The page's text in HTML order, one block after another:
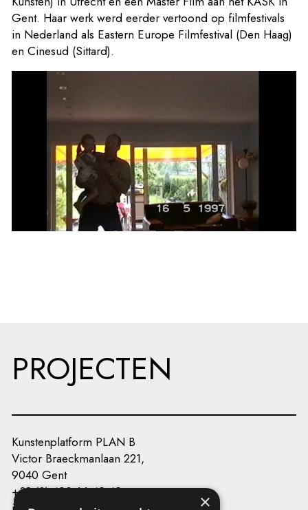
Gent. Haar werk werd eerder vertoond op filmfestivals
in Nederland als Eastern Europe Filmfestival (Den Haag)
en Cinesud (Sittard).
PROJECTEN
Kunstenplatform PLAN B
Victor Braeckmanlaan 221,
9040 Gent
+32 (0) 493 66 49 49
×